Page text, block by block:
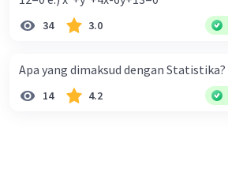
34 3.0
Apa yang dimaksud dengan Statistika?
14 4.2